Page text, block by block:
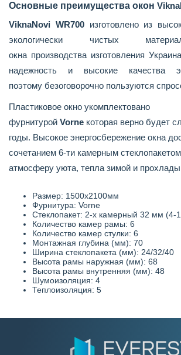
Основные преимущества окон
ViknaNovi WR700 изготовлено из
экологически чистых
окна производства изготовления
надежность и высокие качества
поэтому безоговорочно пользуются
Пластиковое окно укомплектовано
фурнитурой Vorne которая верно будет
годы. Высокое энергосбережение окна
сочетанием 6-ти камерным
атмосферу уюта, тепла зимой и
Размер: 1500x2100мм
Фурнитура: Vorne
Стеклопакет: 2-х камерный 32 мм (4-
Количество камер рамы: 6
Количество камер стулки: 6
Монтажная глубина (мм): 70
Ширина стеклопакета (мм): 24/32/40
Высота рамы наружная (мм): 68
Высота рамы внутренняя (мм): 48
Шумоизоляция: 4
Теплоизоляция: 5